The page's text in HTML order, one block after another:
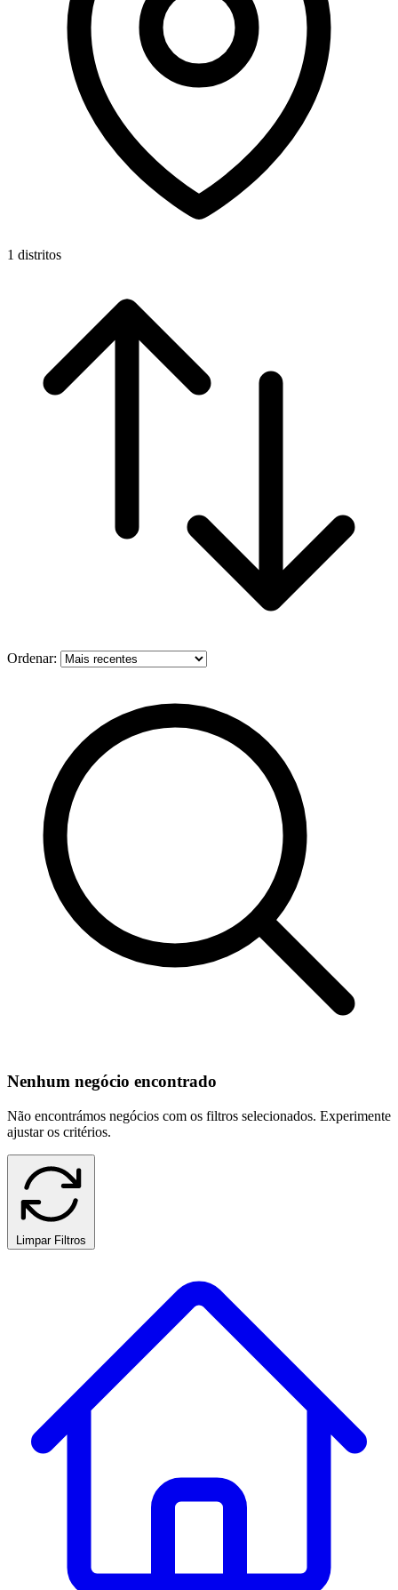
1 distritos
Ordenar:
Nenhum negócio encontrado
Não encontrámos negócios com os filtros selecionados. Experimente
ajustar os critérios.
Limpar Filtros